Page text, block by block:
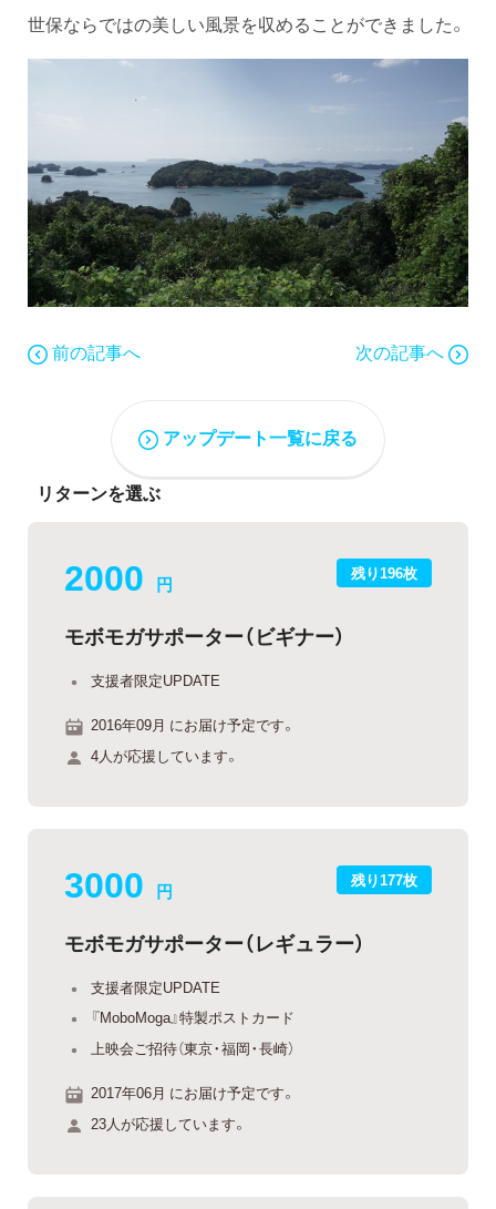
世保ならではの美しい風景を収めることができました。
前の記事へ 次の記事へ
アップデート一覧に戻る
リターンを選ぶ
残り196枚
2000 円
モボモガサポーター（ビギナー）
支援者限定UPDATE
2016年09月 にお届け予定です。
4人が応援しています。
残り177枚
3000 円
モボモガサポーター（レギュラー）
支援者限定UPDATE
『MoboMoga』特製ポストカード
上映会ご招待（東京・福岡・長崎）
2017年06月 にお届け予定です。
23人が応援しています。